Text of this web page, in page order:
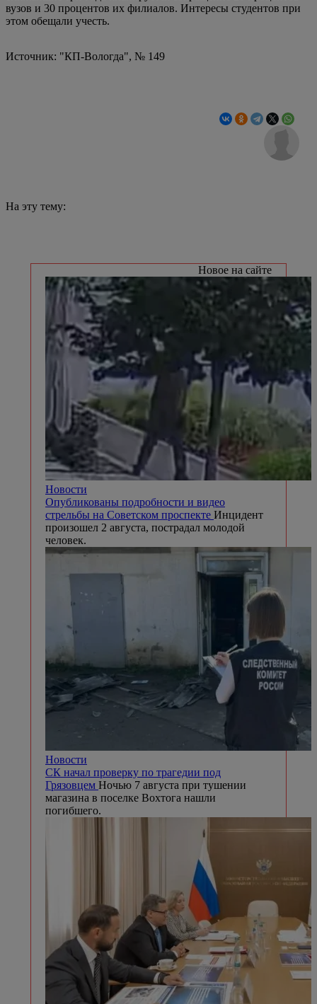
вузов и 30 процентов их филиалов. Интересы студентов при
этом обещали учесть.
Источник: "КП-Вологда", № 149
На эту тему:
Новое на сайте
Новости
Опубликованы подробности и видео
стрельбы на Советском проспекте Инцидент
произошел 2 августа, пострадал молодой
человек.
Новости
СК начал проверку по трагедии под
Грязовцем Ночью 7 августа при тушении
магазина в поселке Вохтога нашли
погибшего.